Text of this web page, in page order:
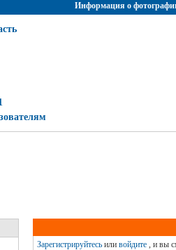
Информация о
Зарегистрируйтесьили войдите, и вы